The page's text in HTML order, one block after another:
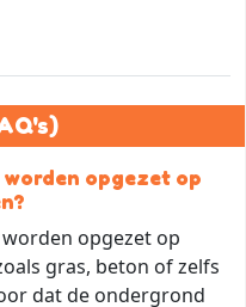
opgezet op
opgezet op
gras, beton of zelfs
dat de ondergrond